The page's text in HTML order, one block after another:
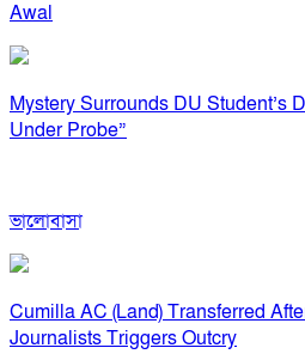
Awal
Mystery Surrounds DU Student’s
Under Probe”
ভালোবাসা
Cumilla AC (Land) Transferred
Journalists Triggers Outcry